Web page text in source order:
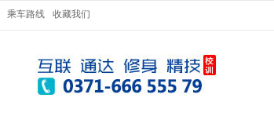
乘车路线 收藏我们